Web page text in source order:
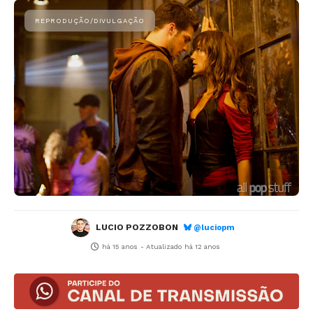
LUCIO POZZOBON @luciopm
há 15 anos - Atualizado há 12 anos